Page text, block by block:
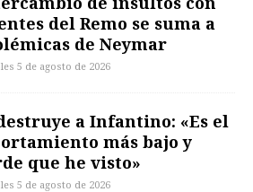
del Remo se suma a
de Neymar
5 de agosto de 2026
a Infantino: «Es el
más bajo y
que he visto»
5 de agosto de 2026